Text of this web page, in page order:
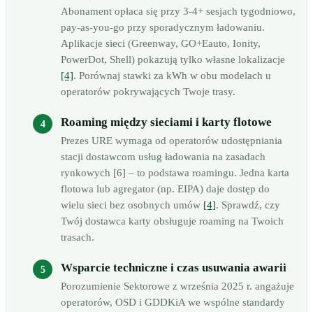
Abonament opłaca się przy 3-4+ sesjach tygodniowo,
pay-as-you-go przy sporadycznym ładowaniu.
Aplikacje sieci (Greenway, GO+Eauto, Ionity,
PowerDot, Shell) pokazują tylko własne lokalizacje
[4]. Porównaj stawki za kWh w obu modelach u
operatorów pokrywających Twoje trasy.
Roaming między sieciami i karty flotowe
Prezes URE wymaga od operatorów udostępniania
stacji dostawcom usług ładowania na zasadach
rynkowych [6] – to podstawa roamingu. Jedna karta
flotowa lub agregator (np. EIPA) daje dostęp do
wielu sieci bez osobnych umów [4]. Sprawdź, czy
Twój dostawca karty obsługuje roaming na Twoich
trasach.
Wsparcie techniczne i czas usuwania awarii
Porozumienie Sektorowe z września 2025 r. angażuje
operatorów, OSD i GDDKiA we wspólne standardy